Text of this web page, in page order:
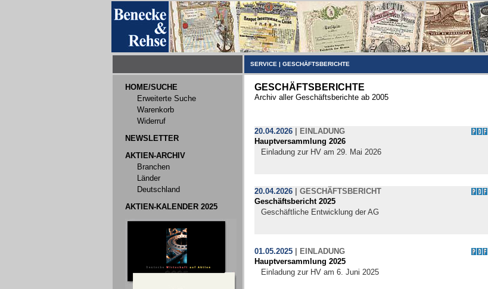
SERVICE | GESCHÄFTSBERICHTE
HOME/SUCHE
Erweiterte Suche
Warenkorb
Widerruf
NEWSLETTER
AKTIEN-ARCHIV
Branchen
Länder
Deutschland
AKTIEN-KALENDER 2025
GESCHÄFTSBERICHTE
Archiv aller Geschäftsberichte ab 2005
20.04.2026|
EINLADUNG
Hauptversammlung 2026
Einladung zur HV am 29. Mai 2026
20.04.2026| GESCHÄFTSBERICHT
Geschäftsbericht 2025
Geschäftliche Entwicklung der AG
01.05.2025|
EINLADUNG
Hauptversammlung 2025
Einladung zur HV am 6. Juni 2025